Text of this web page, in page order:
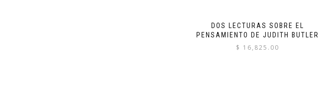
DOS LECTURAS SOBRE EL
PENSAMIENTO DE JUDITH BUTLER
$ 16,825.00